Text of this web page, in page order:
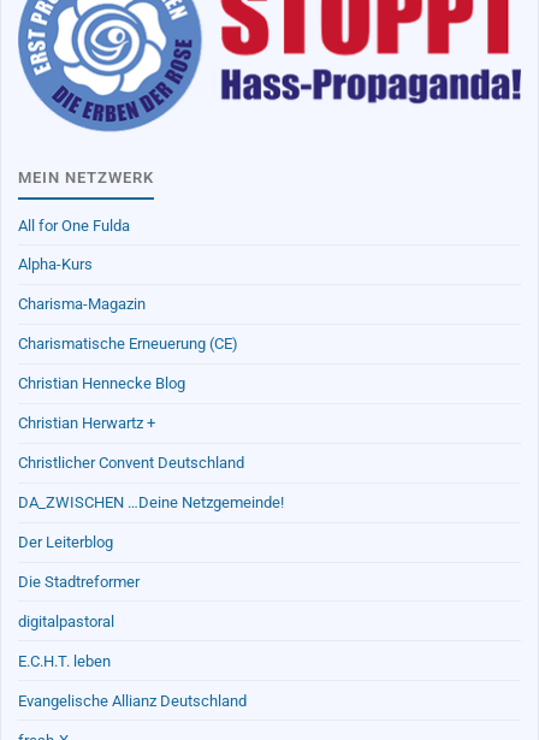
MEIN NETZWERK
All for One Fulda
Alpha-Kurs
Charisma-Magazin
Charismatische Erneuerung (CE)
Christian Hennecke Blog
Christian Herwartz +
Christlicher Convent Deutschland
DA_ZWISCHEN …Deine Netzgemeinde!
Der Leiterblog
Die Stadtreformer
digitalpastoral
E.C.H.T. leben
Evangelische Allianz Deutschland